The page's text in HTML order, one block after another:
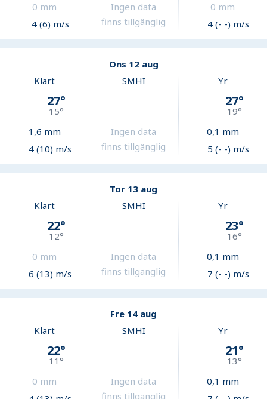
0 mm
4 (6) m/s
Ingen data
finns tillgänglig
0 mm
4 (- -) m/s
Ons 12 aug
Klart
27°
15°
1,6 mm
4 (10) m/s
SMHI
Ingen data
finns tillgänglig
Yr
27°
19°
0,1 mm
5 (- -) m/s
Tor 13 aug
Klart
22°
12°
0 mm
6 (13) m/s
SMHI
Ingen data
finns tillgänglig
Yr
23°
16°
0,1 mm
7 (- -) m/s
Fre 14 aug
Klart
22°
11°
0 mm
SMHI
Ingen data
finns tillgänglig
Yr
21°
13°
0,1 mm